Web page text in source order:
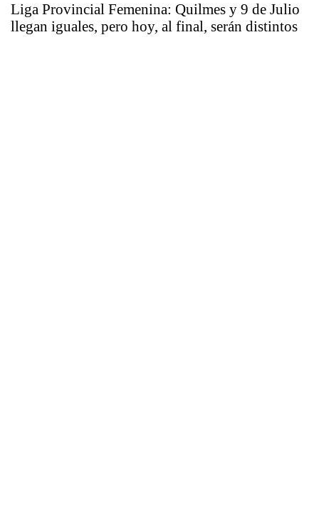
Liga Provincial Femenina: Quilmes y 9 de Julio
llegan iguales, pero hoy, al final, serán distintos